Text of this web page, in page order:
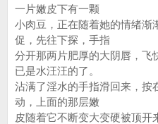
一片嫩皮下有一颗
小肉豆，正在随着她的情绪渐
促，先往下探，手指
分开那两片肥厚的大阴唇，飞
已是水汪汪的了。
沾满了淫水的手指滑回来，按
动，上面的那层嫩
皮随着它不断变大变硬被顶开